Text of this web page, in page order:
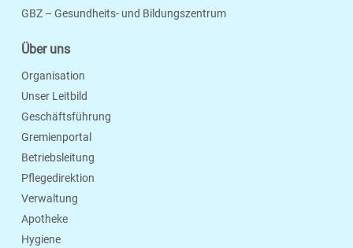
GBZ – Gesundheits- und Bildungszentrum
Über uns
Organisation
Unser Leitbild
Geschäftsführung
Gremienportal
Betriebsleitung
Pflegedirektion
Verwaltung
Apotheke
Hygiene